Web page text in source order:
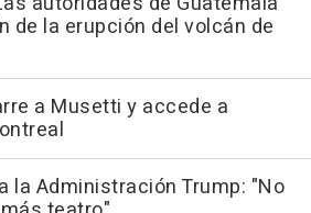
de la erupción del volcán de
a Musetti y accede a
la Administración Trump: "No